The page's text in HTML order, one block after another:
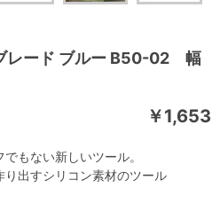
レード ブルー B50-02 幅
￥1,653
もない新しいツール。
出すシリコン素材のツール